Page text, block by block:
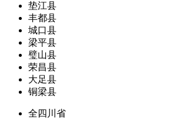
垫江县
丰都县
城口县
梁平县
璧山县
荣昌县
大足县
铜梁县
全四川省